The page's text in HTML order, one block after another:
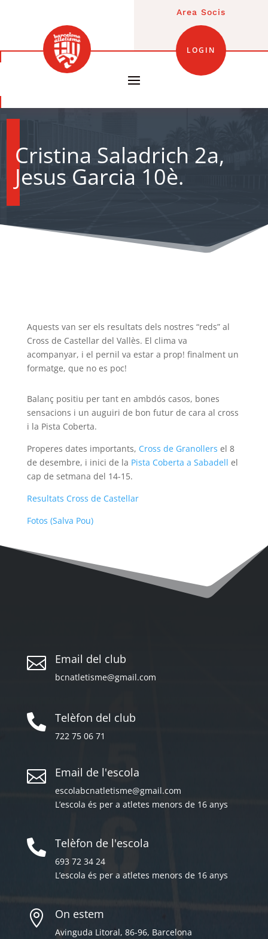
Area Socis
LOGIN
Cristina Saladrich 2a,
Jesus Garcia 10è.
Aquests van ser els resultats dels nostres “reds” al
Cross de Castellar del Vallès. El clima va
acompanyar, i el pernil va estar a prop! finalment un
formatge, que no es poc!
Balanç positiu per tant en ambdós casos, bones
sensacions i un auguiri de bon futur de cara al cross
i la Pista Coberta.
Properes dates importants, Cross de Granollers el 8
de desembre, i inici de la Pista Coberta a Sabadell el
cap de setmana del 14-15.
Resultats Cross de Castellar
Fotos (Salva Pou)
 Email del club
bcnatletisme@gmail.com
 Telèfon del club
722 75 06 71
 Email de l'escola
escolabcnatletisme@gmail.com
L’escola és per a atletes menors de 16 anys
 Telèfon de l'escola
693 72 34 24
L’escola és per a atletes menors de 16 anys
 On estem
Avinguda Litoral, 86-96, Barcelona